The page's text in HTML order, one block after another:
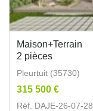
Maison+Terrain
2 pièces
Pleurtuit (35730)
315 500 €
Réf. DAJE-26-07-